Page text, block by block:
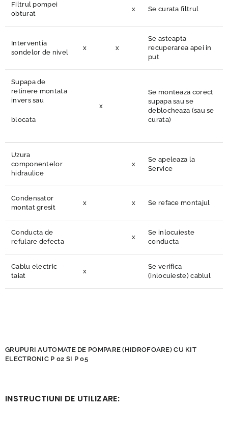
Filtrul pompei
obturat
x Se curata filtrul
Interventia
sondelor de nivel
x x
Se asteapta
recuperarea apei in
put
Supapa de
retinere montata
invers sau
blocata
x
Se monteaza corect
supapa sau se
deblocheaza (sau se
curata)
Uzura
componentelor
hidraulice
x
Se apeleaza la
Service
Condensator
montat gresit
x x Se reface montajul
Conducta de
refulare defecta
x
Se inlocuieste
conducta
Cablu electric
taiat
x
Se verifica
(inlocuieste) cablul
GRUPURI AUTOMATE DE POMPARE (HIDROFOARE) CU KIT
ELECTRONIC P 02 SI P 05
INSTRUCTIUNI DE UTILIZARE: